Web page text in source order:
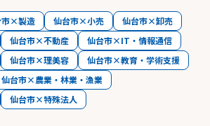
市×製造 仙台市×小売
仙台市×卸売
仙台市×不動産
仙台市×IT・情報通信
仙台市×理美容
仙台市×教育・学術支援
仙台市×農業・林業・漁業
仙台市×特殊法人